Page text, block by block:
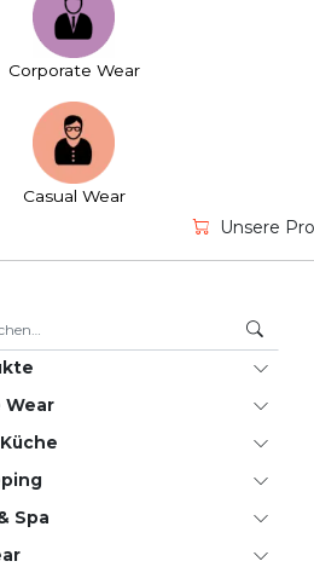
Corporate Wear
Casual Wear
Unsere
Wear
Spa